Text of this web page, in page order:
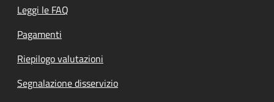
Leggi le FAQ
Pagamenti
Riepilogo valutazioni
Segnalazione disservizio